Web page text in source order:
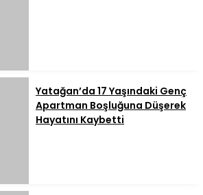
Yatağan’da 17 Yaşındaki Genç
Apartman Boşluğuna Düşerek
Hayatını Kaybetti